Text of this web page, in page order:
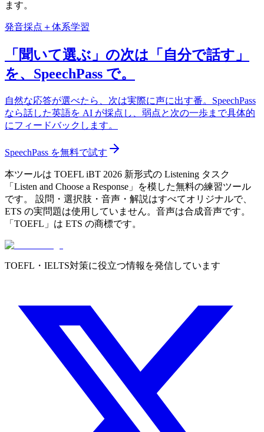
ます。
発音採点＋体系学習
「聞いて選ぶ」の次は「自分で話す」
を、SpeechPass で。
自然な応答が選べたら、次は実際に声に出す番。SpeechPass
なら話した英語を AI が採点し、弱点と次の一歩まで具体的
にフィードバックします。
SpeechPass を無料で試す
本ツールは TOEFL iBT 2026 新形式の Listening タスク
「Listen and Choose a Response」を模した無料の練習ツール
です。 設問・選択肢・音声・解説はすべてオリジナルで、
ETS の実問題は使用していません。音声は合成音声です。
「TOEFL」は ETS の商標です。
TOEFL・IELTS対策に役立つ情報を発信しています